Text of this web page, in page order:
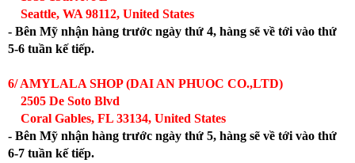
Seattle, WA 98112, United States
- Bên Mỹ nhận hàng trước ngày thứ 4, hàng sẽ về tới vào thứ
5-6 tuần kế tiếp.
6/ AMYLALA SHOP (DAI AN PHUOC CO.,LTD)
2505 De Soto Blvd
Coral Gables, FL 33134, United States
- Bên Mỹ nhận hàng trước ngày thứ 5, hàng sẽ về tới vào thứ
6-7 tuần kế tiếp.